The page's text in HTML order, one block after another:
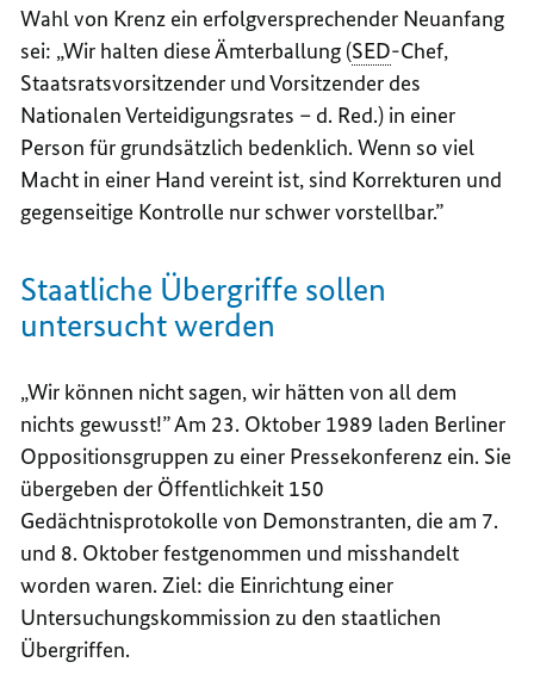
Wahl von Krenz ein erfolgversprechender Neuanfang
sei: „Wir halten diese Ämterballung (SED-Chef,
Staatsratsvorsitzender und Vorsitzender des
Nationalen Verteidigungsrates – d. Red.) in einer
Person für grundsätzlich bedenklich. Wenn so viel
Macht in einer Hand vereint ist, sind Korrekturen und
gegenseitige Kontrolle nur schwer vorstellbar.”
Staatliche Übergriffe sollen
untersucht werden
„Wir können nicht sagen, wir hätten von all dem
nichts gewusst!” Am 23. Oktober 1989 laden Berliner
Oppositionsgruppen zu einer Pressekonferenz ein. Sie
übergeben der Öffentlichkeit 150
Gedächtnisprotokolle von Demonstranten, die am 7.
und 8. Oktober festgenommen und misshandelt
worden waren. Ziel: die Einrichtung einer
Untersuchungskommission zu den staatlichen
Übergriffen.